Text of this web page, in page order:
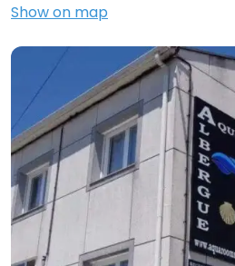
Show on map